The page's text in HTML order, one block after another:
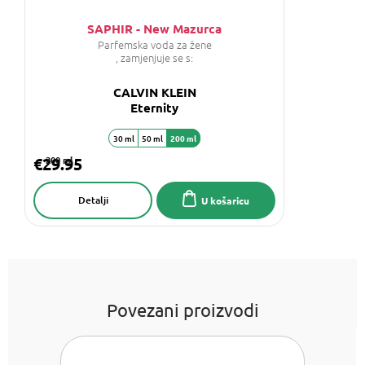
SAPHIR - New Mazurca
Parfemska voda za žene
, zamjenjuje se s:
CALVIN KLEIN
Eternity
200 ml
€29.95
U košaricu
Detalji
30 ml 50 ml 200 ml
Povezani proizvodi